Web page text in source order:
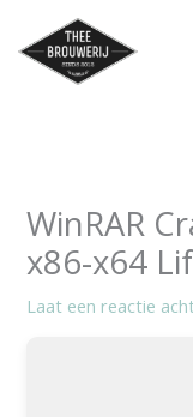
naar
WinRAR
x86-x64
Laat een reactie